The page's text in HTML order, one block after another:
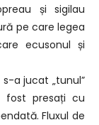
și sigilau
pe care legea
ecusonul și
a jucat „tunul”
fost presați cu
Fluxul de